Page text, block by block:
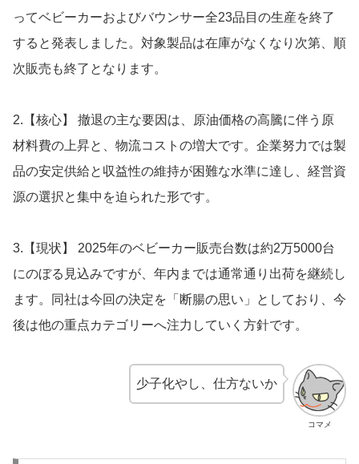
ってベビーカーおよびバウンサー全23品目の生産を終了
すると発表しました。対象製品は在庫がなくなり次第、順
次販売も終了となります。
2.【核心】 撤退の主な要因は、原油価格の高騰に伴う原
材料費の上昇と、物流コストの増大です。企業努力では製
品の安定供給と収益性の維持が困難な水準に達し、経営資
源の選択と集中を迫られた形です。
3.【現状】 2025年のベビーカー販売台数は約2万5000台
にのぼる見込みですが、年内までは通常通り出荷を継続し
ます。同社は今回の決定を「断腸の思い」としており、今
後は他の重点カテゴリーへ注力していく方針です。
コマメ
少子化やし、仕方ないか